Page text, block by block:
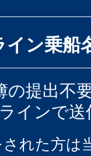
イン乗船
の提出不
インで
れた方は